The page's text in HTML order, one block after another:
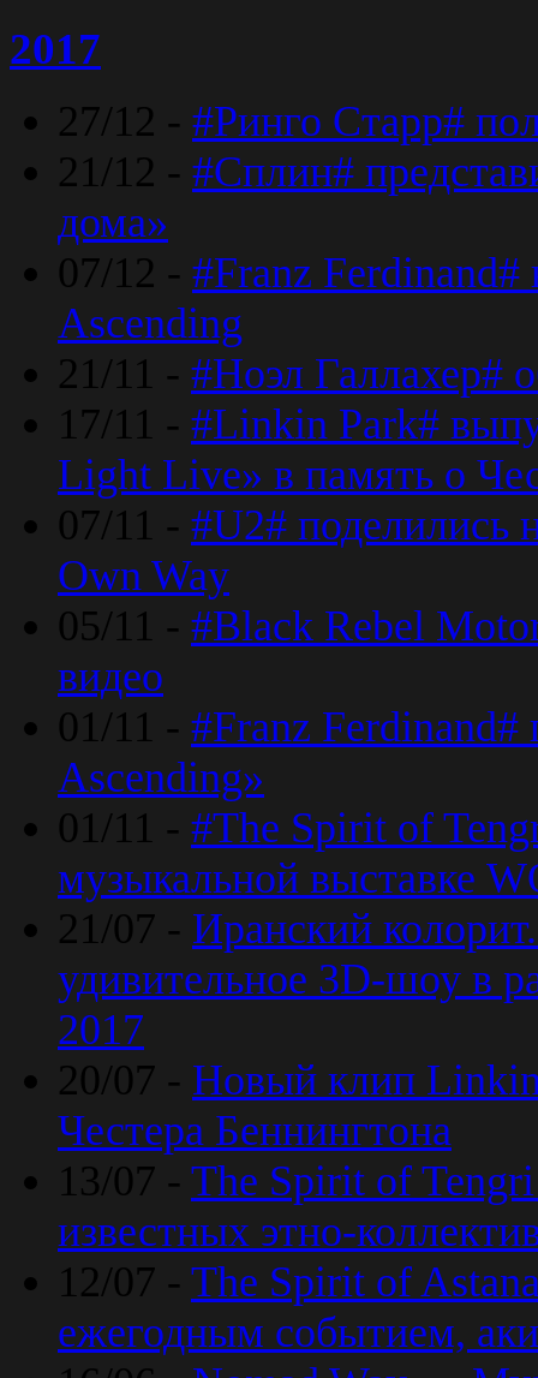
2017
27/12 - #Ринго Старр#
21/12 - #Сплин#
дома»
07/12 - #Franz
Ascending
21/11 - #Ноэл Галлахер#
17/11 - #Linkin Park#
Light Live» в память о
07/11 - #U2#
Own Way
05/11 - #Black Rebel
видео
01/11 - #Franz Ferdinand#
Ascending»
01/11 - #The Spirit of
музыкальной выставке
21/07 - Иранский
удивительное 3D-шоу в
2017
20/07 - Новый клип Linkin
Честера Беннингтона
13/07 - The Spirit of Tengri
известных этно-
12/07 - The Spirit of
ежегодным событием,